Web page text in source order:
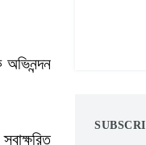
অভিনন্দন